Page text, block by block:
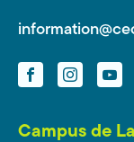
FacebookInstagram
Campus de